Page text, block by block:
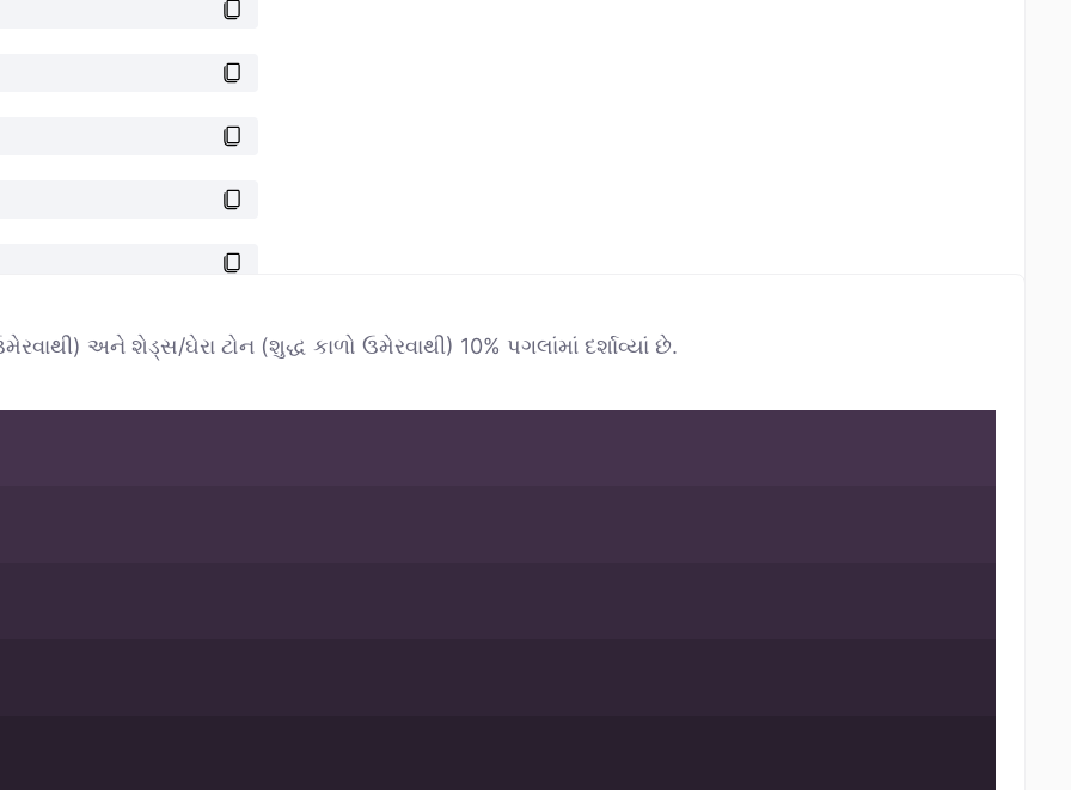
અને શેડ્સ/ઘેરા ટોન (શુદ્ધ કાળો ઉમેરવાથી) 10% પગલાંમાં દર્શાવ્યાં છે.